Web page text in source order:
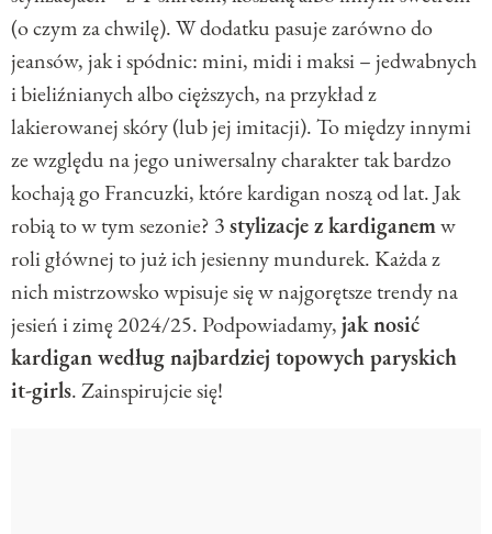
(o czym za chwilę). W dodatku pasuje zarówno do
jeansów, jak i spódnic: mini, midi i maksi – jedwabnych
i bieliźnianych albo cięższych, na przykład z
lakierowanej skóry (lub jej imitacji). To między innymi
ze względu na jego uniwersalny charakter tak bardzo
kochają go Francuzki, które kardigan noszą od lat. Jak
robią to w tym sezonie? 3stylizacje z kardiganemw
roli głównej to już ich jesienny mundurek. Każda z
nich mistrzowsko wpisuje się w najgorętsze trendy na
jesień i zimę 2024/25. Podpowiadamy,jak nosić
kardigan według najbardziej topowych paryskich
it-girls. Zainspirujcie się!